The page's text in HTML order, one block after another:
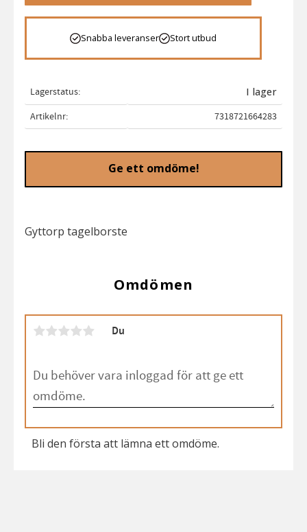
Snabba leveranser Stort utbud
Lagerstatus
I lager
Artikelnr
7318721664283
Ge ett omdöme!
Gyttorp tagelborste
Omdömen
Du
Bli den första att lämna ett omdöme.